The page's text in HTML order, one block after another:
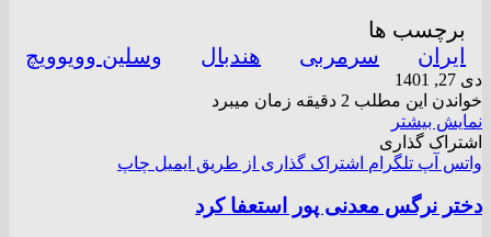
برچسب ها
ایران
سرمربی هندبال وسلین وویوویچ
دی 27, 1401
خواندن این مطلب 2 دقیقه زمان میبرد
نمایش بیشتر
اشتراک گذاری
واتس آپ تلگرام اشتراک گذاری از طریق ایمیل چاپ
دختر نرگس معدنی پور استعفا کرد